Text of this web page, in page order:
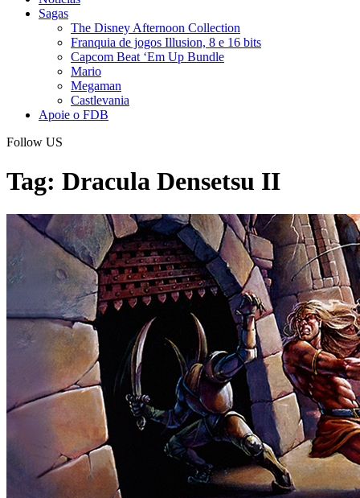
Sagas
The Disney Afternoon Collection
Franquia de jogos Illusion, 8 e 16 bits
Capcom Beat ‘Em Up Bundle
Mario
Megaman
Castlevania
Apoie o FDB
Follow US
Tag: Dracula Densetsu II